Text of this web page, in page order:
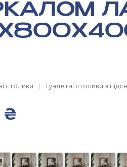
столики Туалетні столики з
₴